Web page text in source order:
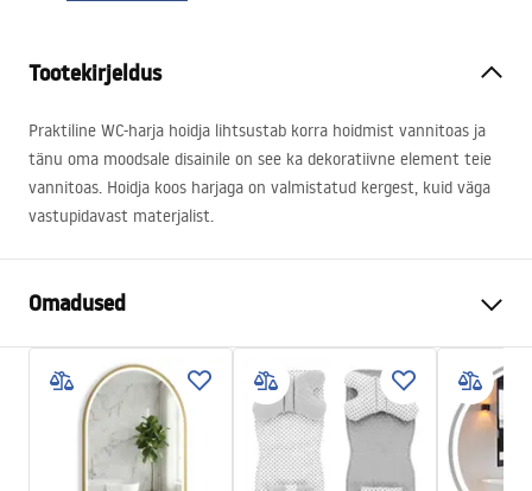
Tootekirjeldus
Praktiline WC-harja hoidja lihtsustab korra hoidmist vannitoas ja
tänu oma moodsale disainile on see ka dekoratiivne element teie
vannitoas. Hoidja koos harjaga on valmistatud kergest, kuid väga
vastupidavast materjalist.
Omadused
Must
Materjal
Matt klaas, Metall
Paigaldusviis
Kruvitav
90mm